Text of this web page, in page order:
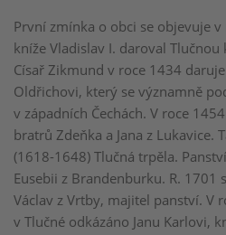
První zmínka o obci se objevuje
kníže Vladislav I. daroval
Císař Zikmund v roce 1434
Oldřichovi, který se významně
v západních Čechách. V roce
bratrů Zdeňka a Jana z Lukavice.
(1618-1648) Tlučná trpěla.
Eusebii z Brandenburku. R. 1701
Václav z Vrtby, majitel panství. V
v Tlučné odkázáno Janu Karlovi,